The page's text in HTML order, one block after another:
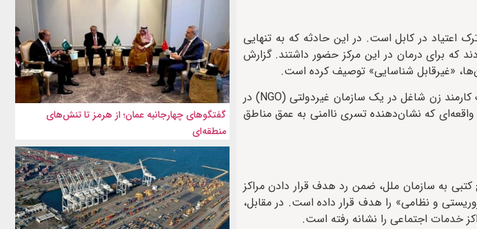
۱۶ مارس به یک مرکز بازپروری و ترک اعتیاد در کابل است. در این حادثه که به تنهایی
مردانی تشکیل می‌دادند که برای درمان در این مرکز حضور داشتند. گزارش
«غیرقابل شناسایی» توصیف کرده است.
علاوه بر این، یوناما به یک مورد «قتل هدفمند» در ولایت نورستان اشاره کرده است که طی آن، یک کارمند زن شاغل در یک سازمان غیردولتی (NGO) در
که نشان‌دهنده تسری ناامنی به عمق مناطق
به سازمان ملل، ضمن رد هدف قرار دادن مراکز
و نظامی» را هدف قرار داده است. در مقابل،
خدمات اجتماعی را نشانه رفته است.
گفتگوهای چهارجانبه عمان؛ از هرمز تا تنش‌های
منطقه‌ای